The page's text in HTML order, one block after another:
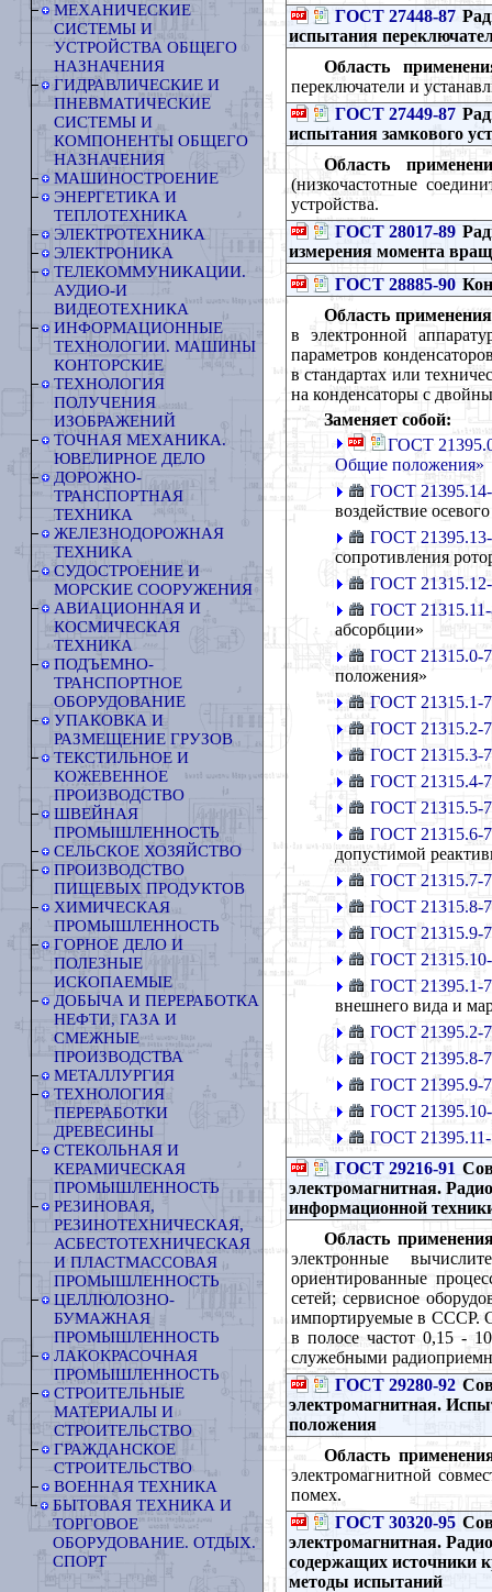
МЕХАНИЧЕСКИЕ
СИСТЕМЫ И
УСТРОЙСТВА ОБЩЕГО
НАЗНАЧЕНИЯ
ГИДРАВЛИЧЕСКИЕ И
ПНЕВМАТИЧЕСКИЕ
СИСТЕМЫ И
КОМПОНЕНТЫ ОБЩЕГО
НАЗНАЧЕНИЯ
МАШИНОСТРОЕНИЕ
ЭНЕРГЕТИКА И
ТЕПЛОТЕХНИКА
ЭЛЕКТРОТЕХНИКА
ЭЛЕКТРОНИКА
ТЕЛЕКОММУНИКАЦИИ.
АУДИО-И
ВИДЕОТЕХНИКА
ИНФОРМАЦИОННЫЕ
ТЕХНОЛОГИИ. МАШИНЫ
КОНТОРСКИЕ
ТЕХНОЛОГИЯ
ПОЛУЧЕНИЯ
ИЗОБРАЖЕНИЙ
ТОЧНАЯ МЕХАНИКА.
ЮВЕЛИРНОЕ ДЕЛО
ДОРОЖНО-
ТРАНСПОРТНАЯ
ТЕХНИКА
ЖЕЛЕЗНОДОРОЖНАЯ
ТЕХНИКА
СУДОСТРОЕНИЕ И
МОРСКИЕ СООРУЖЕНИЯ
АВИАЦИОННАЯ И
КОСМИЧЕСКАЯ
ТЕХНИКА
ПОДЪЕМНО-
ТРАНСПОРТНОЕ
ОБОРУДОВАНИЕ
УПАКОВКА И
РАЗМЕЩЕНИЕ ГРУЗОВ
ТЕКСТИЛЬНОЕ И
КОЖЕВЕННОЕ
ПРОИЗВОДСТВО
ШВЕЙНАЯ
ПРОМЫШЛЕННОСТЬ
СЕЛЬСКОЕ ХОЗЯЙСТВО
ПРОИЗВОДСТВО
ПИЩЕВЫХ ПРОДУКТОВ
ХИМИЧЕСКАЯ
ПРОМЫШЛЕННОСТЬ
ГОРНОЕ ДЕЛО И
ПОЛЕЗНЫЕ
ИСКОПАЕМЫЕ
ДОБЫЧА И ПЕРЕРАБОТКА
НЕФТИ, ГАЗА И
СМЕЖНЫЕ
ПРОИЗВОДСТВА
МЕТАЛЛУРГИЯ
ТЕХНОЛОГИЯ
ПЕРЕРАБОТКИ
ДРЕВЕСИНЫ
СТЕКОЛЬНАЯ И
КЕРАМИЧЕСКАЯ
ПРОМЫШЛЕННОСТЬ
РЕЗИНОВАЯ,
РЕЗИНОТЕХНИЧЕСКАЯ,
АСБЕСТОТЕХНИЧЕСКАЯ
И ПЛАСТМАССОВАЯ
ПРОМЫШЛЕННОСТЬ
ЦЕЛЛЮЛОЗНО-
БУМАЖНАЯ
ПРОМЫШЛЕННОСТЬ
ЛАКОКРАСОЧНАЯ
ПРОМЫШЛЕННОСТЬ
СТРОИТЕЛЬНЫЕ
МАТЕРИАЛЫ И
СТРОИТЕЛЬСТВО
ГРАЖДАНСКОЕ
СТРОИТЕЛЬСТВО
ВОЕННАЯ ТЕХНИКА
БЫТОВАЯ ТЕХНИКА И
ТОРГОВОЕ
ОБОРУДОВАНИЕ. ОТДЫХ.
СПОРТ
ГОСТ 27448-87
испытания
Область
переключатели и
ГОСТ 27449-87
испытания замкового
Область
(низкочастотные
устройства.
ГОСТ 28017-89
измерения момента
ГОСТ 28885-90
Область
в электронной
параметров
в стандартах или
на конденсаторы с
Заменяет собой:
ГОСТ
Общие положения»
ГОСТ
воздействие
ГОСТ
сопротивления
ГОСТ
ГОСТ
абсорбции»
ГОСТ 21315.0-
положения»
ГОСТ 21315.1-
ГОСТ 21315.2-
ГОСТ 21315.3-
ГОСТ 21315.4-
ГОСТ 21315.5-
ГОСТ 21315.6-
допустимой
ГОСТ 21315.7-
ГОСТ 21315.8-
ГОСТ 21315.9-
ГОСТ
ГОСТ 21395.1-
внешнего вида и
ГОСТ 21395.2-
ГОСТ 21395.8-
ГОСТ 21395.9-
ГОСТ
ГОСТ
ГОСТ 29216-91
электромагнитная.
информационной
Область
электронные
ориентированные
сетей; сервисное
импортируемые в СССР.
в полосе частот 0,15 -
служебными
ГОСТ 29280-92
электромагнитная.
положения
Область
электромагнитной
помех.
ГОСТ 30320-95
электромагнитная.
содержащих источники
методы испытаний